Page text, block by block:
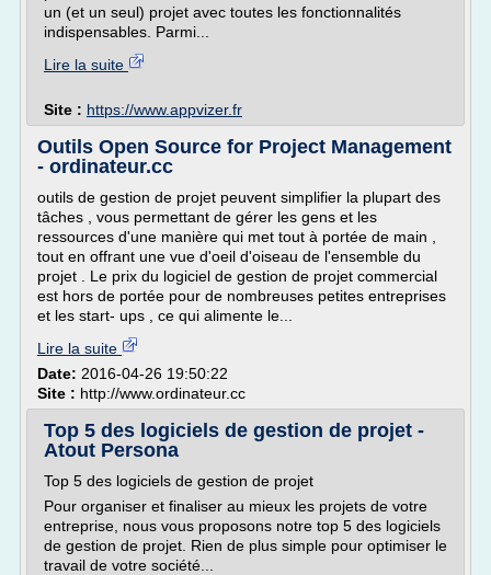
un (et un seul) projet avec toutes les fonctionnalités
indispensables. Parmi...
Lire la suite
Site : https://www.appvizer.fr
Outils Open Source for Project Management
- ordinateur.cc
outils de gestion de projet peuvent simplifier la plupart des
tâches , vous permettant de gérer les gens et les
ressources d'une manière qui met tout à portée de main ,
tout en offrant une vue d'oeil d'oiseau de l'ensemble du
projet . Le prix du logiciel de gestion de projet commercial
est hors de portée pour de nombreuses petites entreprises
et les start- ups , ce qui alimente le...
Lire la suite
Date: 2016-04-26 19:50:22
Site : http://www.ordinateur.cc
Top 5 des logiciels de gestion de projet -
Atout Persona
Top 5 des logiciels de gestion de projet
Pour organiser et finaliser au mieux les projets de votre
entreprise, nous vous proposons notre top 5 des logiciels
de gestion de projet. Rien de plus simple pour optimiser le
travail de votre société...